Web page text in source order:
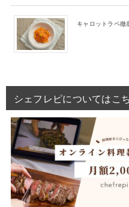
キャロットラペ徹
シェフレピについてはこ